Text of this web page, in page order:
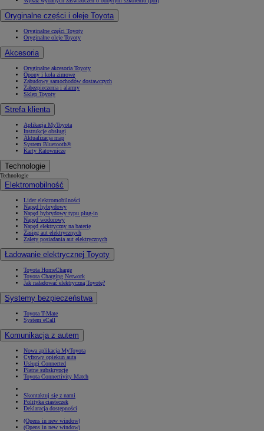
Oryginalne części i oleje Toyota
Oryginalne części Toyoty
Oryginalne oleje Toyoty
Akcesoria
Oryginalne akcesoria Toyoty
Opony i koła zimowe
Zabudowy samochodów dostawczych
Zabezpieczenia i alarmy
Sklep Toyoty
Strefa klienta
Aplikacja MyToyota
Instrukcje obsługi
Aktualizacja map
System Bluetooth®
Karty Ratownicze
Technologie
Technologie
Elektromobilność
Lider elektromobilności
Napęd hybrydowy
Napęd hybrydowy typu plug-in
Napęd wodorowy
Napęd elektryczny na baterię
Zasięg aut elektrycznych
Zalety posiadania aut elektrycznych
Ładowanie elektrycznej Toyoty
Toyota HomeCharge
Toyota Charging Network
Jak naładować elektryczną Toyotę?
Systemy bezpieczeństwa
Toyota T-Mate
System eCall
Komunikacja z autem
Nowa aplikacja MyToyota
Cyfrowy opiekun auta
Usługi Connected
Płatne subskrypcje
Toyota Connectivity Match
Skontaktuj się z nami
Polityka ciasteczek
Deklaracja dostępności
(Opens in new window)
(Opens in new window)